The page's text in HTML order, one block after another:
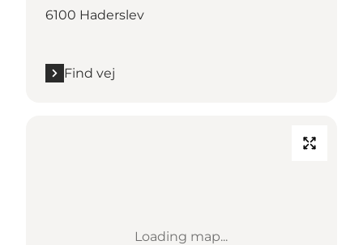
6100 Haderslev
Find vej
Loading map...